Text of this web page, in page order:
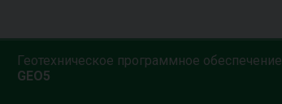
Геотехническое программное обеспечение
GEO5